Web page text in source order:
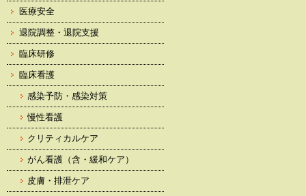
医療安全
退院調整・退院支援
臨床研修
臨床看護
感染予防・感染対策
慢性看護
クリティカルケア
がん看護（含・緩和ケア）
皮膚・排泄ケア